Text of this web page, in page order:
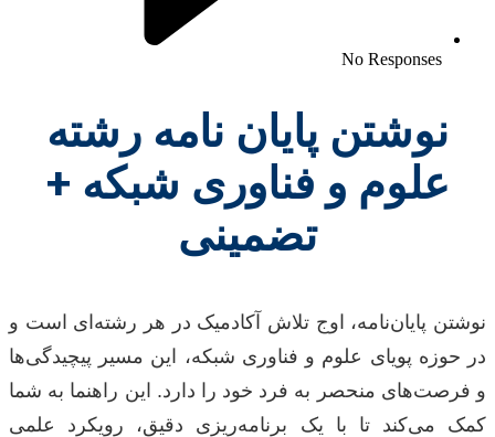
No Responses
نوشتن پایان نامه رشته
علوم و فناوری شبکه +
تضمینی
نوشتن پایان‌نامه، اوج تلاش آکادمیک در هر رشته‌ای است و
در حوزه پویای علوم و فناوری شبکه، این مسیر پیچیدگی‌ها
و فرصت‌های منحصر به فرد خود را دارد. این راهنما به شما
کمک می‌کند تا با یک برنامه‌ریزی دقیق، رویکرد علمی